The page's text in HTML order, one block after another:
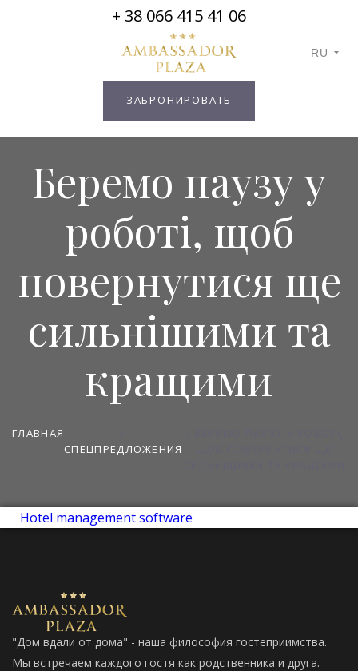
+ 38 066 415 41 06
RU
ЗАБРОНИРОВАТЬ
Беремо паузу у
роботі, щоб
повернутися ще
сильнішими та
кращими
ГЛАВНАЯ
СПЕЦПРЕДЛОЖЕНИЯ
Hotel management software
"Дом вдали от дома" - наша философия гостеприимства.
Мы встречаем каждого гостя как родственника и друга.